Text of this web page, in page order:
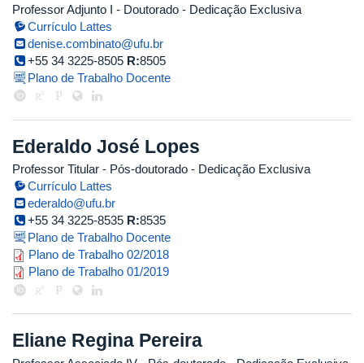
Professor Adjunto I - Doutorado - Dedicação Exclusiva
Currículo Lattes
denise.combinato@ufu.br
+55 34 3225-8505 R:8505
Plano de Trabalho Docente
Ederaldo José Lopes
Professor Titular - Pós-doutorado - Dedicação Exclusiva
Currículo Lattes
ederaldo@ufu.br
+55 34 3225-8535 R:8535
Plano de Trabalho Docente
Plano de Trabalho 02/2018
Plano de Trabalho 01/2019
Eliane Regina Pereira